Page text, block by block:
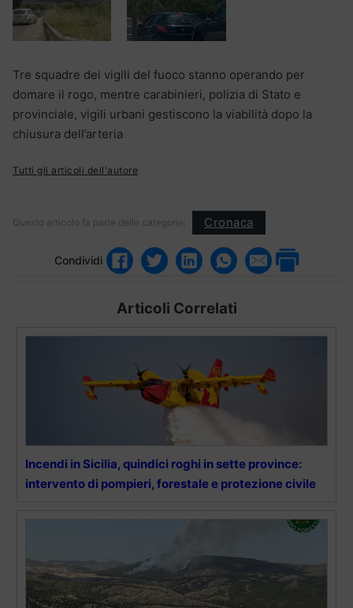
Tre squadre dei vigili del fuoco stanno operando per
domare il rogo, mentre carabinieri, polizia di Stato e
provinciale, vigili urbani gestiscono la viabilità dopo la
chiusura dell’arteria
Tutti gli articoli dell'autore
Questo articolo fa parte delle categorie: Cronaca
Condividi
Articoli Correlati
Incendi in Sicilia, quindici roghi in sette province:
intervento di pompieri, forestale e protezione civile